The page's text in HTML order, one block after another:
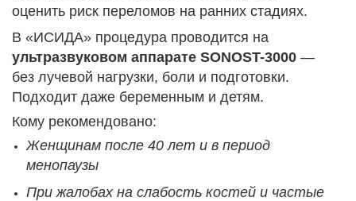
оценить риск переломов на ранних стадиях.
В «ИСИДА» процедура проводится на
ультразвуковом аппарате SONOST-3000 —
без лучевой нагрузки, боли и подготовки.
Подходит даже беременным и детям.
Кому рекомендовано:
Женщинам после 40 лет и в период
менопаузы
При жалобах на слабость костей и частые